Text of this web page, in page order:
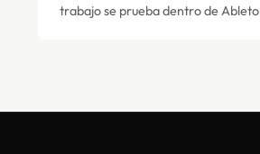
trabajo se prueba dentro de